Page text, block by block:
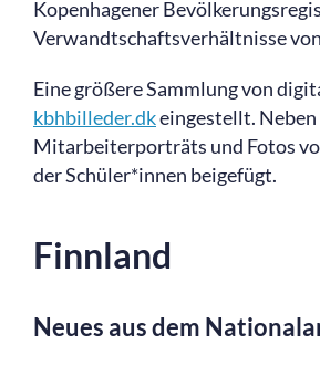
Kopenhagener
Verwandtschaftsverhältnisse
Eine größere Sammlung von
kbhbilleder.dkeingestellt. Neben
Mitarbeiterporträts und Fotos
der Schüler*innen beigefügt.
Finnland
Neues aus dem